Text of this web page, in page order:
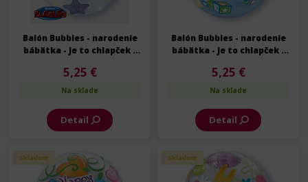
Balón Bubbles - narodenie
bábätka - Je to chlapček -
5,25 €
Na sklade
Detail
Balón Bubbles - narodenie
bábätka - Je to chlapček -
5,25 €
Na sklade
Detail
Skladom Skladom